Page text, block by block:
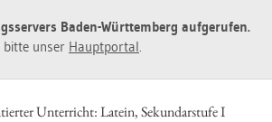
Baden-Würt­tem­berg auf­ge­ru­fen.
bitte unser Haupt­por­tal.
Un­ter­richt: La­tein, Se­kun­dar­stu­fe I